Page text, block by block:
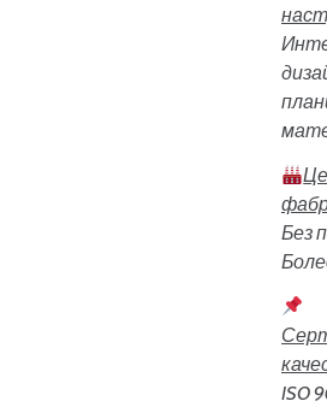
Без
ISO